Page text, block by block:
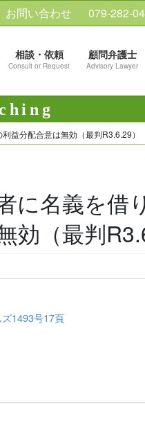
お問い合わせ 079-282-
相談・依頼
Consult or Request
顧問弁護士
Advisory Lawyer
益分配合意は無効（最判R3.6.29）
に名義を借
効（最判
1493号17頁